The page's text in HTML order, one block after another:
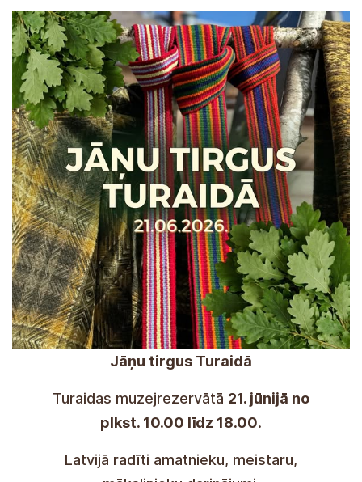
compra productos de granjas letones
certificadas ecológicamente: carne, pan,
anguilas, huevos, quesos de leche de
oveja, hidrolatos y otros productos.
Mercado de Solsticio de Verano en